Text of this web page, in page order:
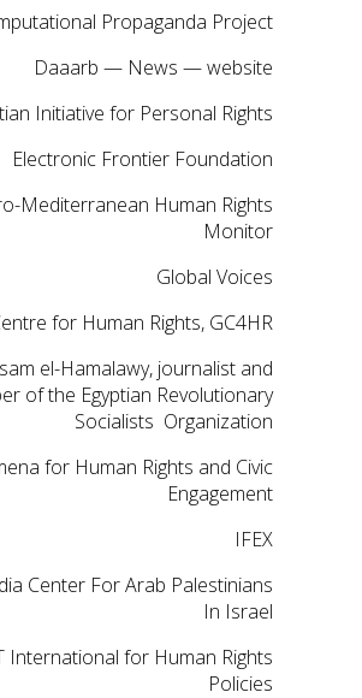
Propaganda Project
Daaarb — News — website
Initiative for Personal Rights
Electronic Frontier Foundation
Mediterranean Human Rights
Monitor
Global Voices
for Human Rights, GC4HR
el-Hamalawy, journalist and
of the Egyptian Revolutionary
Socialists Organization
for Human Rights and Civic
Engagement
IFEX
Center For Arab Palestinians
In Israel
International for Human Rights
Policies